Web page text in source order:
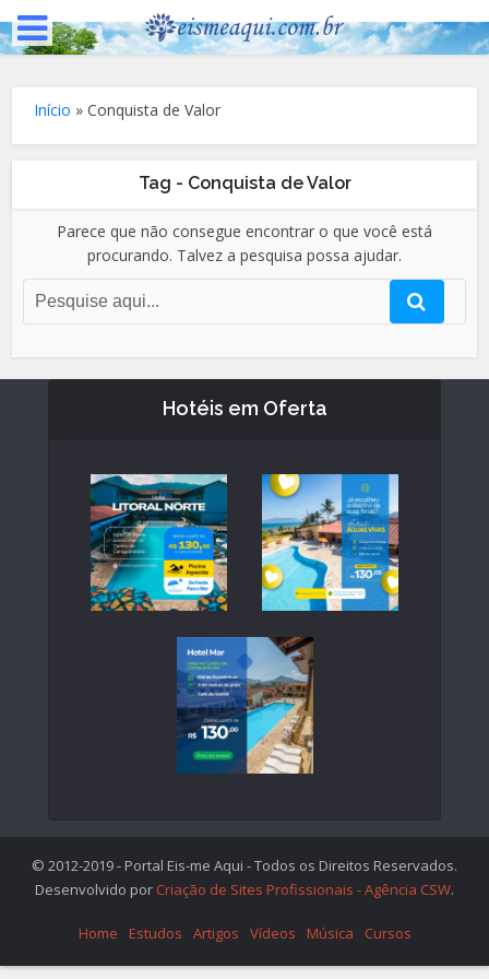
Início »Conquista de Valor
Tag - Conquista de Valor
Parece que não consegue encontrar o que você está
procurando. Talvez a pesquisa possa ajudar.
Hotéis em Oferta
© 2012-2019 - Portal Eis-me Aqui - Todos os Direitos Reservados.
Desenvolvido por Criação de Sites Profissionais - Agência CSW.
Home Estudos Artigos Vídeos Música Cursos